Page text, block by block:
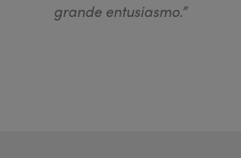
grande entusiasmo.”